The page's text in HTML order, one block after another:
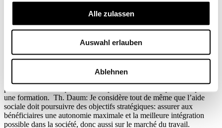
Alle zulassen
Auswahl erlauben
Ablehnen